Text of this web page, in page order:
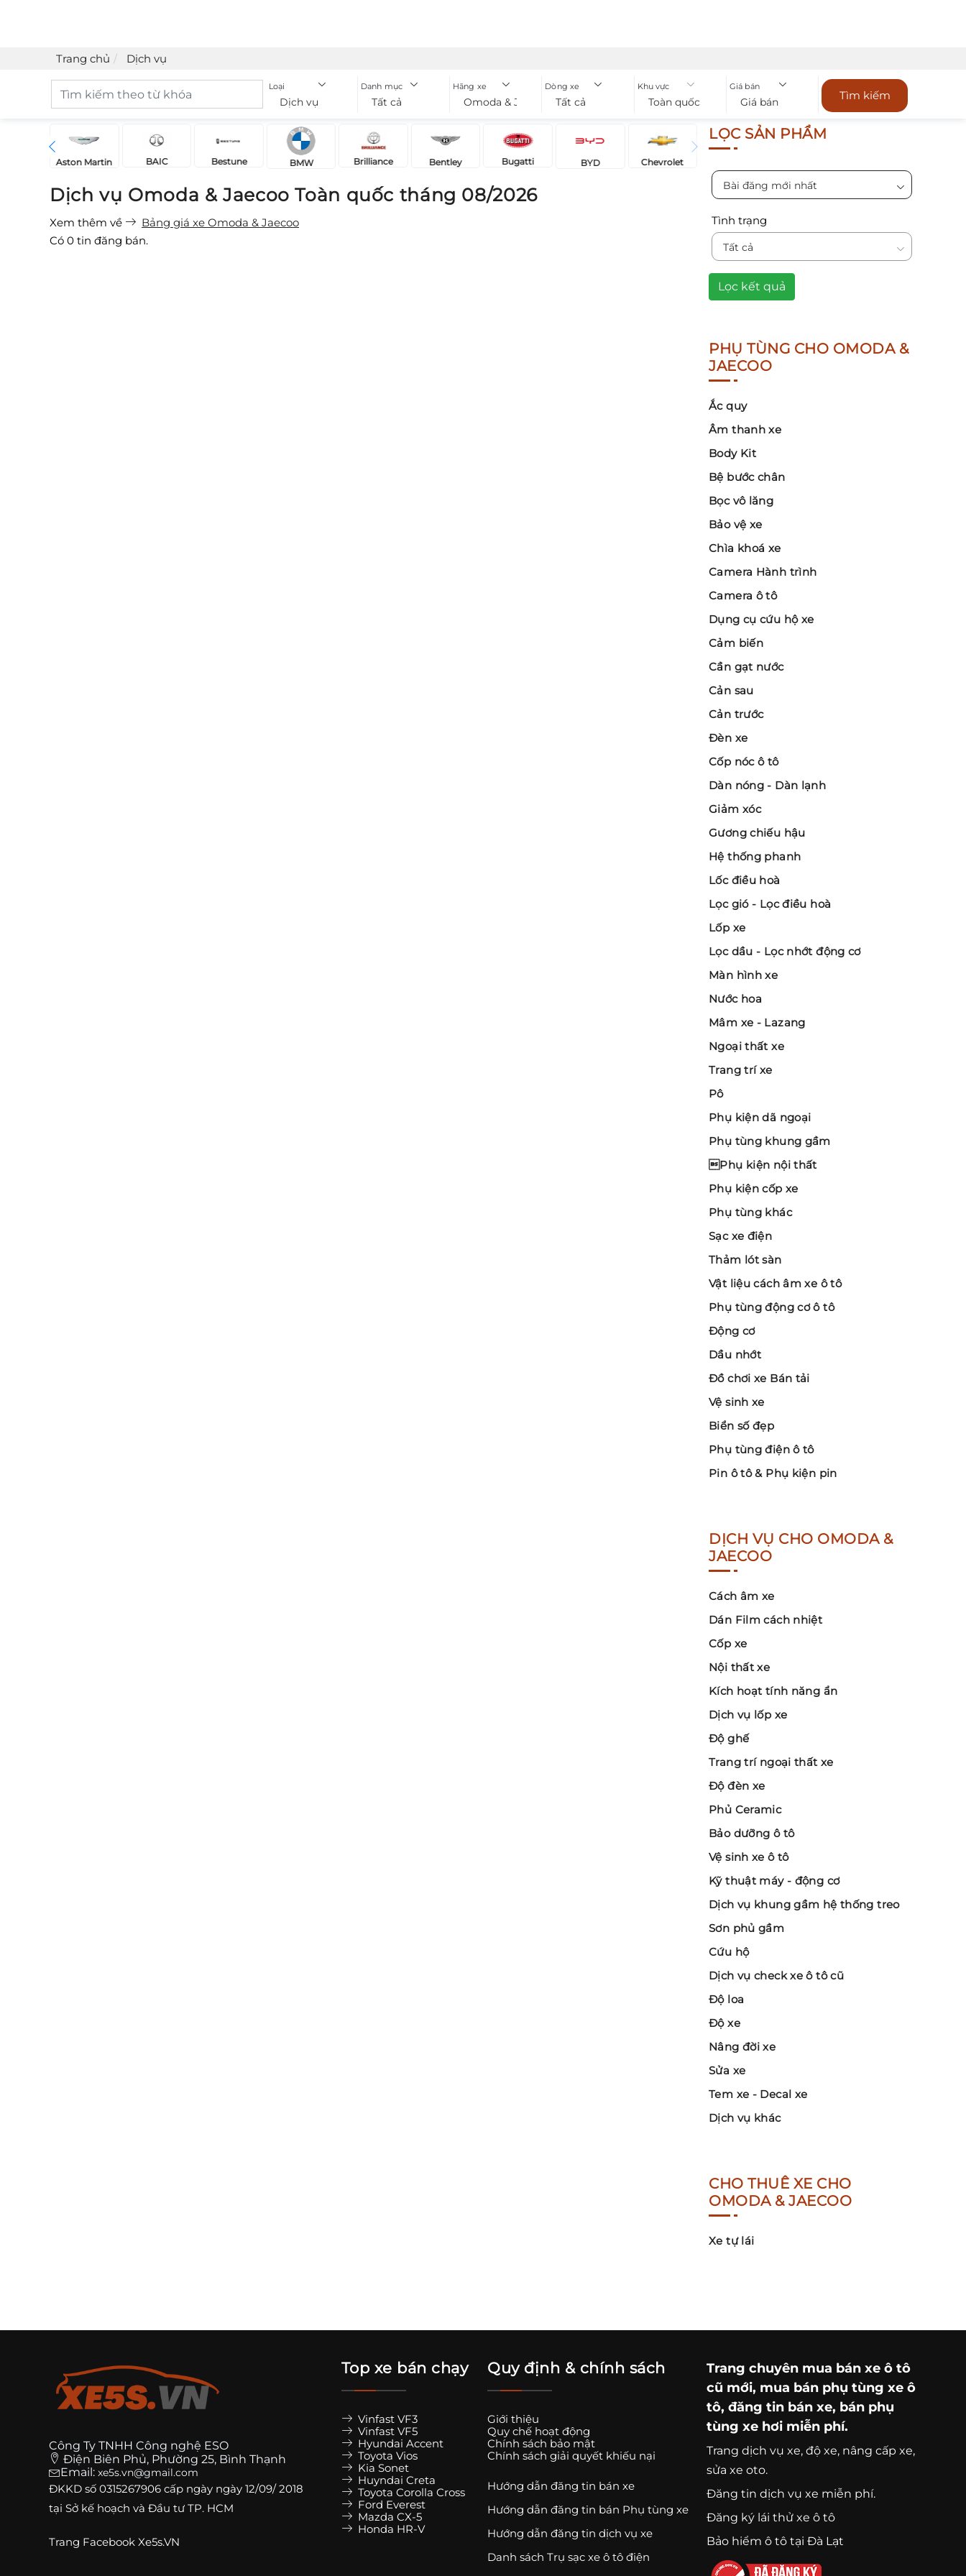
Trang chủ Dịch vụ
Loại
Dịch vụ
Danh mục
Tất cả
Hãng xe
Omoda & Jaecoo
Dòng xe
Tất cả
Khu vực
Toàn quốc
Giá bán
Giá bán Tìm kiếm
Aston Martin BAIC Bestune BMW Brilliance Bentley Bugatti BYD Chevrolet
Dịch vụ Omoda & Jaecoo Toàn quốc tháng 08/2026
Xem thêm về
Bảng giá xe Omoda & Jaecoo
Có 0 tin đăng bán.
LỌC SẢN PHẨM
Bài đăng mới nhất
Tình trạng
Tất cả
Lọc kết quả
PHỤ TÙNG CHO OMODA &
JAECOO
Ắc quy
Âm thanh xe
Body Kit
Bệ bước chân
Bọc vô lăng
Bảo vệ xe
Chìa khoá xe
Camera Hành trình
Camera ô tô
Dụng cụ cứu hộ xe
Cảm biến
Cần gạt nước
Cản sau
Cản trước
Đèn xe
Cốp nóc ô tô
Dàn nóng - Dàn lạnh
Giảm xóc
Gương chiếu hậu
Hệ thống phanh
Lốc điều hoà
Lọc gió - Lọc điều hoà
Lốp xe
Lọc dầu - Lọc nhớt động cơ
Màn hình xe
Nước hoa
Mâm xe - Lazang
Ngoại thất xe
Trang trí xe
Pô
Phụ kiện dã ngoại
Phụ tùng khung gầm
Phụ kiện nội thất
Phụ kiện cốp xe
Phụ tùng khác
Sạc xe điện
Thảm lót sàn
Vật liệu cách âm xe ô tô
Phụ tùng động cơ ô tô
Động cơ
Dầu nhớt
Đồ chơi xe Bán tải
Vệ sinh xe
Biển số đẹp
Phụ tùng điện ô tô
Pin ô tô & Phụ kiện pin
DỊCH VỤ CHO OMODA &
JAECOO
Cách âm xe
Dán Film cách nhiệt
Cốp xe
Nội thất xe
Kích hoạt tính năng ẩn
Dịch vụ lốp xe
Độ ghế
Trang trí ngoại thất xe
Độ đèn xe
Phủ Ceramic
Bảo dưỡng ô tô
Vệ sinh xe ô tô
Kỹ thuật máy - động cơ
Dịch vụ khung gầm hệ thống treo
Sơn phủ gầm
Cứu hộ
Dịch vụ check xe ô tô cũ
Độ loa
Độ xe
Nâng đời xe
Sửa xe
Tem xe - Decal xe
Dịch vụ khác
CHO THUÊ XE CHO
OMODA & JAECOO
Xe tự lái
Công Ty TNHH Công nghệ ESO
Điện Biên Phủ, Phường 25, Bình Thạnh
Email: xe5s.vn@gmail.com
ĐKKD số 0315267906 cấp ngày ngày 12/09/ 2018
tại Sở kế hoạch và Đầu tư TP. HCM
Trang Facebook Xe5s.VN
Top xe bán chạy
Vinfast VF3
Vinfast VF5
Hyundai Accent
Toyota Vios
Kia Sonet
Huyndai Creta
Toyota Corolla Cross
Ford Everest
Mazda CX-5
Honda HR-V
Quy định & chính sách
Giới thiệu
Quy chế hoạt động
Chính sách bảo mật
Chính sách giải quyết khiếu nại
Hướng dẫn đăng tin bán xe
Hướng dẫn đăng tin bán Phụ tùng xe
Hướng dẫn đăng tin dịch vụ xe
Danh sách Trụ sạc xe ô tô điện
Trang chuyên mua bán xe ô tô
cũ mới, mua bán phụ tùng xe ô
tô, đăng tin bán xe, bán phụ
tùng xe hơi miễn phí.
Trang dịch vụ xe, độ xe, nâng cấp xe,
sửa xe oto.
Đăng tin dịch vụ xe miễn phí.
Đăng ký lái thử xe ô tô
Bảo hiểm ô tô tại Đà Lạt